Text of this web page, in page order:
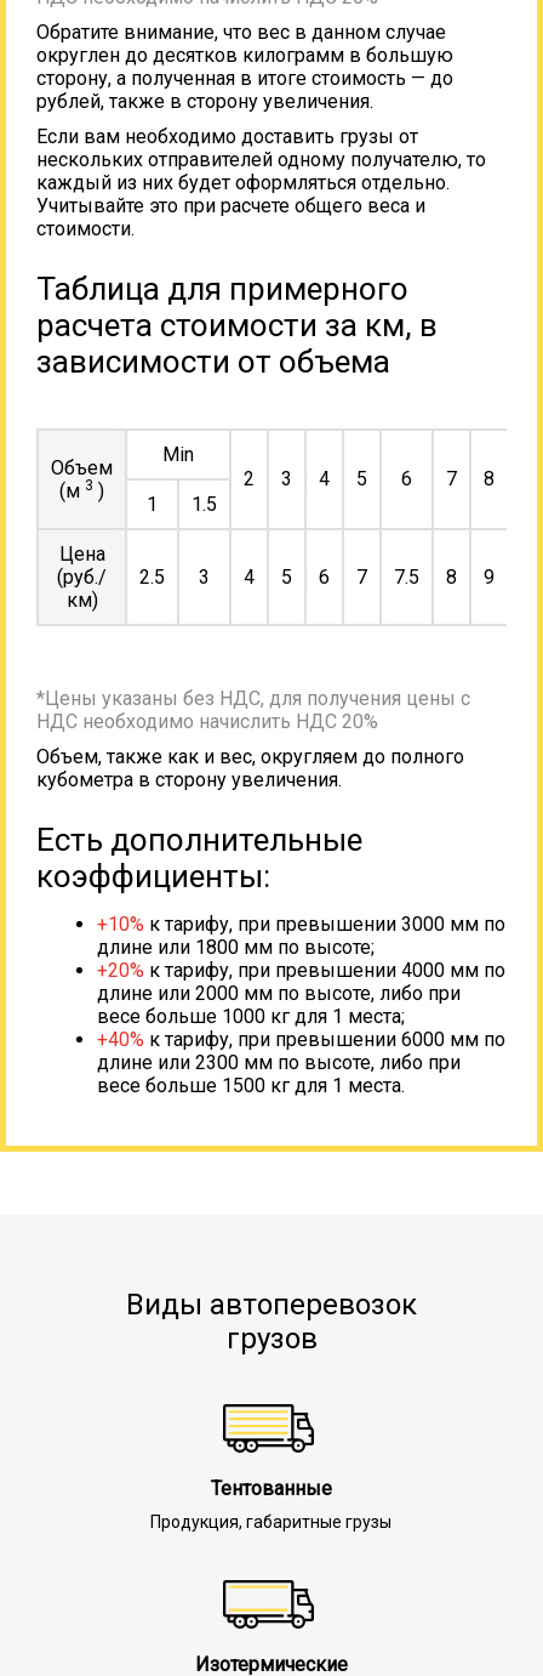
Обратите внимание, что вес в данном случае
округлен до десятков килограмм в большую
сторону, а полученная в итоге стоимость — до
рублей, также в сторону увеличения.
Если вам необходимо доставить грузы от
нескольких отправителей одному получателю, то
каждый из них будет оформляться отдельно.
Учитывайте это при расчете общего веса и
стоимости.
Таблица для примерного
расчета стоимости за км, в
зависимости от объема
Объем
(м 3 )
Min
2
3 4 5 6 7 8
1
1.5
Цена
(руб./
км)
2.5 3 4 5 6 7 7.5 8 9
*Цены указаны без НДС, для получения цены с
НДС необходимо начислить НДС 20%
Объем, также как и вес, округляем до полного
кубометра в сторону увеличения.
Есть дополнительные
коэффициенты:
+10% к тарифу, при превышении 3000 мм по
длине или 1800 мм по высоте;
+20% к тарифу, при превышении 4000 мм по
длине или 2000 мм по высоте, либо при
весе больше 1000 кг для 1 места;
+40% к тарифу, при превышении 6000 мм по
длине или 2300 мм по высоте, либо при
весе больше 1500 кг для 1 места.
Виды автоперевозок
грузов
Тентованные
Продукция, габаритные грузы
Изотермические